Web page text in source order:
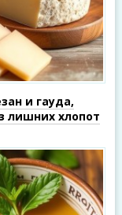
и гауда,
лишних хлопот